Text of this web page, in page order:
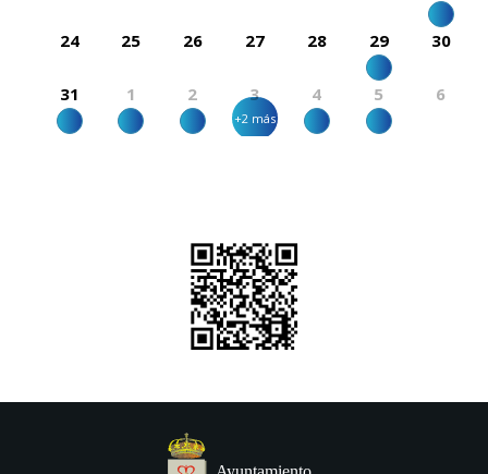
24 25 26 27 28 29 30
31 1 2 3 4 5 6
+2 más